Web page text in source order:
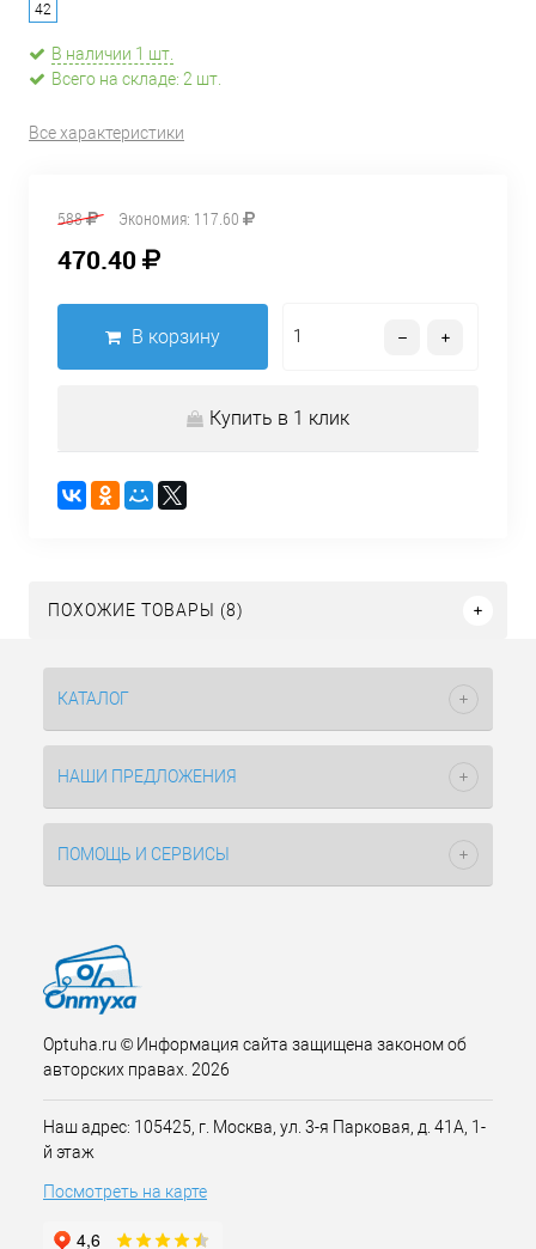
42
В наличии 1 шт.
Всего на складе: 2 шт.
Все характеристики
588 Экономия: 117.60
470.40
В корзину
Купить в 1 клик
ПОХОЖИЕ ТОВАРЫ (8)
КАТАЛОГ
НАШИ ПРЕДЛОЖЕНИЯ
ПОМОЩЬ И СЕРВИСЫ
Optuha.ru © Информация сайта защищена законом об
авторских правах. 2026
Наш адрес: 105425, г. Москва, ул. 3-я Парковая, д. 41А, 1-
й этаж
Посмотреть на карте